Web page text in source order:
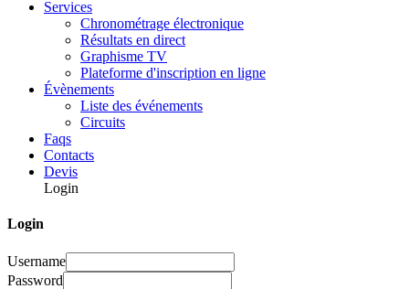
Services
Chronométrage électronique
Résultats en direct
Graphisme TV
Plateforme d'inscription en ligne
Évènements
Liste des événements
Circuits
Faqs
Contacts
Devis
Login
Login
Username
Password